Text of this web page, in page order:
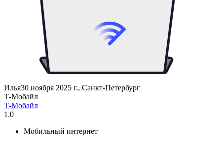
Илья30 ноября 2025 г., Санкт-Петербург
Т‑Мобайл
Т‑Мобайл
1.0
Мобильный интернет